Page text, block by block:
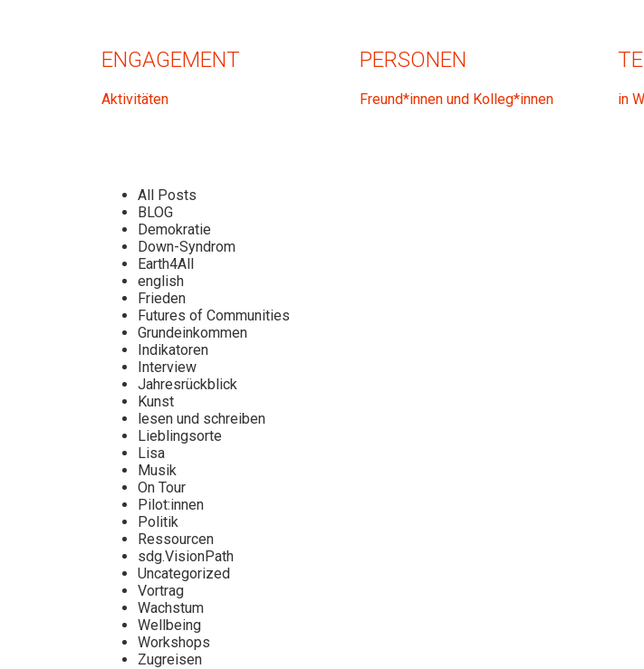
ENGAGEMENT
Aktivitäten
PERSONEN
Freund*innen und Kolleg*innen in
All Posts
BLOG
Demokratie
Down-Syndrom
Earth4All
english
Frieden
Futures of Communities
Grundeinkommen
Indikatoren
Interview
Jahresrückblick
Kunst
lesen und schreiben
Lieblingsorte
Lisa
Musik
On Tour
Pilot:innen
Politik
Ressourcen
sdg.VisionPath
Uncategorized
Vortrag
Wachstum
Wellbeing
Workshops
Zugreisen